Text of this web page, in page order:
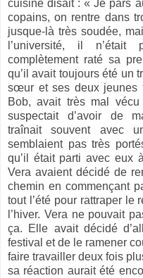
cuisine disait : « Je pars
copains, on rentre dans
jusque-là très soudée,
l’université, il
complètement raté sa
qu’il avait toujours été un
sœur et ses deux jeunes
Bob, avait très mal
suspectait d’avoir de
traînait souvent avec
semblaient pas très
qu’il était parti avec eux
Vera avaient décidé de
chemin en commençant
tout l’été pour rattraper le
l’hiver. Vera ne pouvait
ça. Elle avait décidé
festival et de le ramener
faire travailler deux fois
sa réaction aurait été